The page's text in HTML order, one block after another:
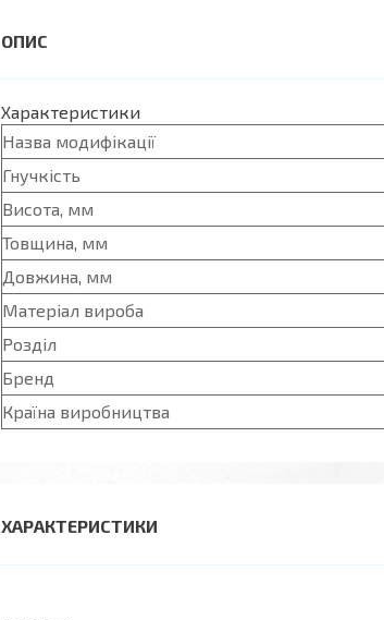
Характеристики
Назва модифікації
Гнучкість
Висота, мм
Товщина, мм
Довжина, мм
Mатеріал вироба
Розділ
Бренд
Країна виробництва
ХАРАКТЕРИСТИКИ